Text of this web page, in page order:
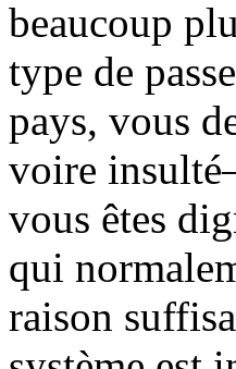
beaucoup
type de
pays, vous
voire
vous êtes
qui
raison